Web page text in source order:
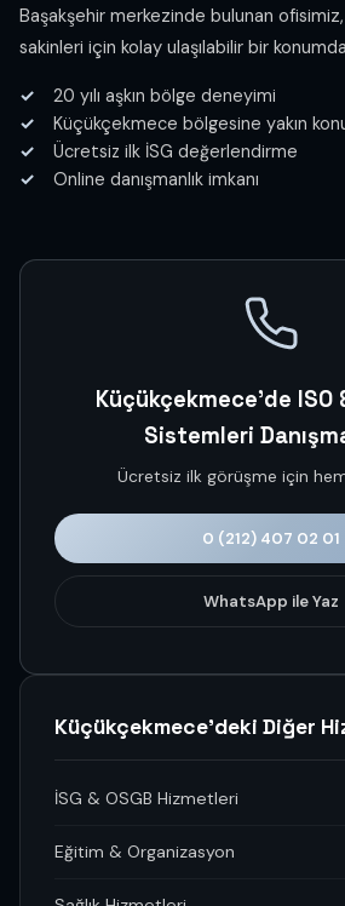
Başakşehir merkezinde bulunan
sakinleri için kolay ulaşılabilir bir
20 yılı aşkın bölge deneyimi
Küçükçekmece bölgesine yakın
Ücretsiz ilk İSG değerlendirme
Online danışmanlık imkanı
Küçükçekmece'de ISO
Sistemleri
Ücretsiz ilk görüşme için
0 (212) 407 02 01
WhatsApp ile Yaz
Küçükçekmece'deki Diğer
İSG & OSGB Hizmetleri
Eğitim & Organizasyon